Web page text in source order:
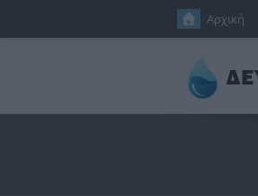
Παράκαμψη προς το κυρίως περιεχόμενοΑρχική